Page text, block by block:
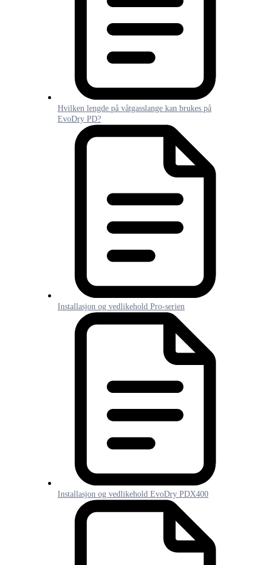
Hvilken lengde på våtgasslange kan brukes på
EvoDry PD?
Installasjon og vedlikehold Pro-serien
Installasjon og vedlikehold EvoDry PDX400